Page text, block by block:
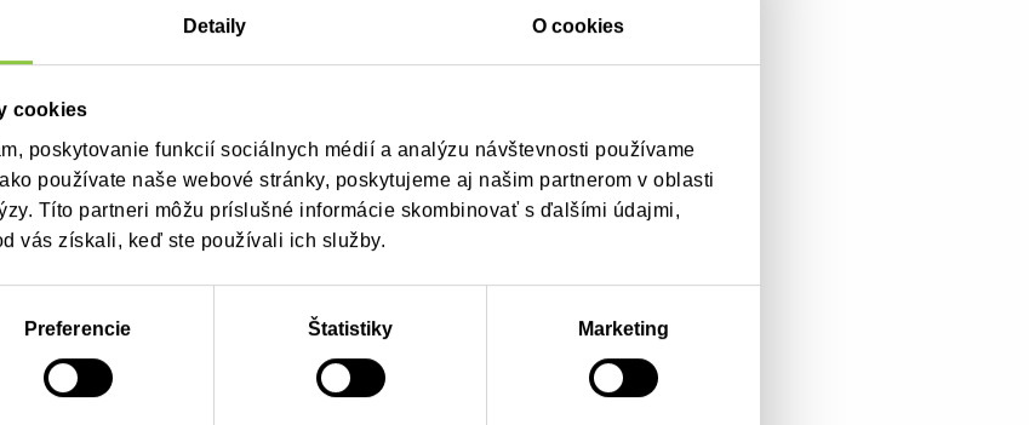
Detaily O cookies
cookies
poskytovanie funkcií sociálnych médií a analýzu návštevnosti používame
používate naše webové stránky, poskytujeme aj našim partnerom v oblasti
Títo partneri môžu príslušné informácie skombinovať s ďalšími údajmi,
vás získali, keď ste používali ich služby.
Preferencie Štatistiky Marketing